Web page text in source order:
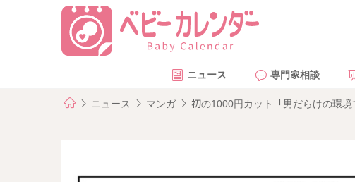
ニュース 専門家相談
ニュース マンガ 初の1000円カット「男だらけの環